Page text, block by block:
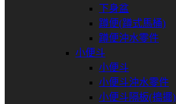
下身盆
蹲便(蹲式馬桶)
蹲便沖水零件
小便斗
小便斗
小便斗沖水零件
小便斗隔板(搗擺)